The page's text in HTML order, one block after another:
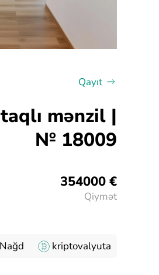
Qayıt
mənzil |
№ 18009
€ 354000
Qiymət
Nağd kriptovalyuta